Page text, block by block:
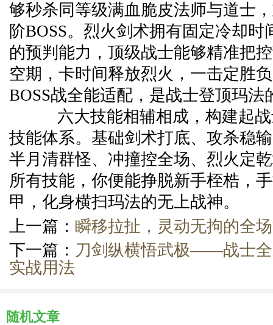
够秒杀同等级满血脆皮法师与道士
阶BOSS。烈火剑术拥有固定冷却时
的预判能力，顶级战士能够精准把
空期，卡时间释放烈火，一击定胜
BOSS战全能适配，是战士登顶玛法
六大技能相辅相成，构建起战
技能体系。基础剑术打底、攻杀稳
半月清群怪、冲撞控全场、烈火定
所有技能，你便能挣脱新手桎梏，
甲，化身横扫玛法的无上战神。
上一篇： 瞬移拉扯，灵动无拘的全
下一篇： 刀剑纵横悟武极——战士
实战用法
随机文章